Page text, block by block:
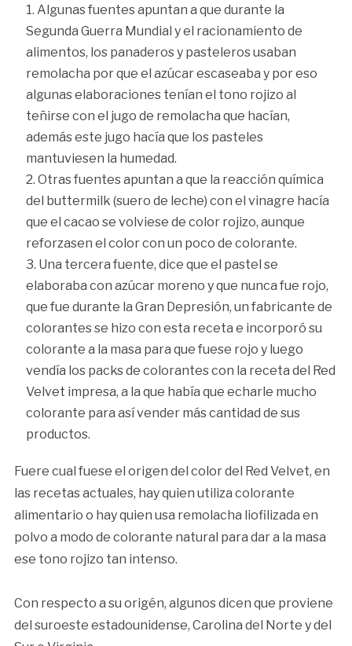
Algunas fuentes apuntan a que durante la
Segunda Guerra Mundial y el racionamiento de
alimentos, los panaderos y pasteleros usaban
remolacha por que el azúcar escaseaba y por eso
algunas elaboraciones tenían el tono rojizo al
teñirse con el jugo de remolacha que hacían,
además este jugo hacía que los pasteles
mantuviesen la humedad.
Otras fuentes apuntan a que la reacción química
del buttermilk (suero de leche) con el vinagre hacía
que el cacao se volviese de color rojizo, aunque
reforzasen el color con un poco de colorante.
Una tercera fuente, dice que el pastel se
elaboraba con azúcar moreno y que nunca fue rojo,
que fue durante la Gran Depresión, un fabricante de
colorantes se hizo con esta receta e incorporó su
colorante a la masa para que fuese rojo y luego
vendía los packs de colorantes con la receta del Red
Velvet impresa, a la que había que echarle mucho
colorante para así vender más cantidad de sus
productos.
Fuere cual fuese el origen del color del Red Velvet, en
las recetas actuales, hay quien utiliza colorante
alimentario o hay quien usa remolacha liofilizada en
polvo a modo de colorante natural para dar a la masa
ese tono rojizo tan intenso.
Con respecto a su origén, algunos dicen que proviene
del suroeste estadounidense, Carolina del Norte y del